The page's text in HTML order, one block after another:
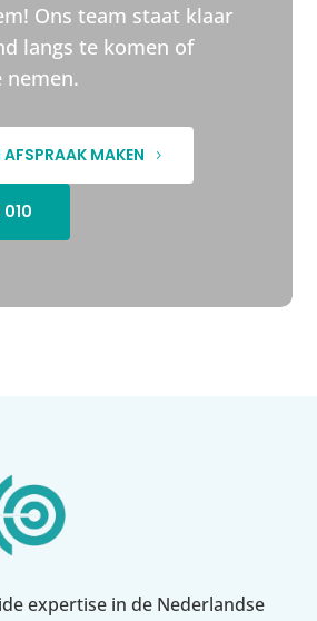
Ons team staat klaar
langs te komen of
nemen.
AFSPRAAK MAKEN
expertise in de Nederlandse